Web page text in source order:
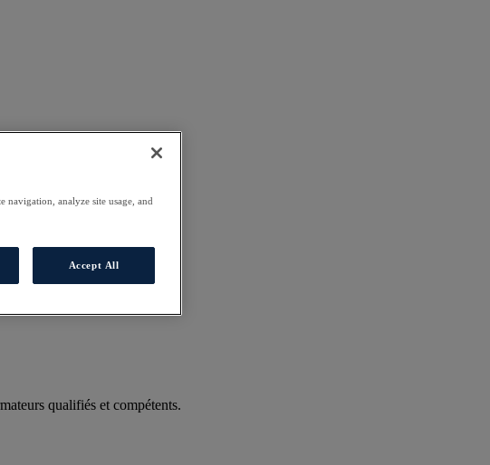
qualifiés et compétents.
analyze site usage, and
Accept All